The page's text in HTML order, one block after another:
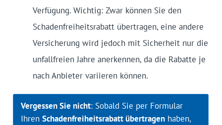
Verfügung. Wichtig: Zwar können Sie den
Schadenfreiheitsrabatt übertragen, eine andere
Versicherung wird jedoch mit Sicherheit nur die
unfallfreien Jahre anerkennen, da die Rabatte je
nach Anbieter variieren können.
Vergessen Sie nicht: Sobald Sie per Formular
Ihren Schadenfreiheitsrabatt übertragenhaben,